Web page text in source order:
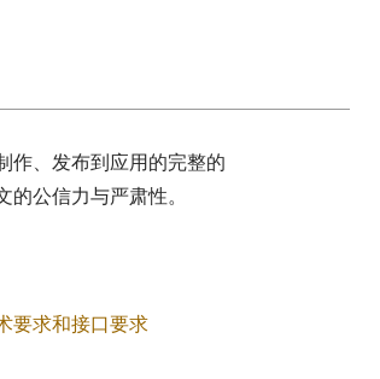
作、发布到应用的完整的
公信力与严肃性。
要求和接口要求